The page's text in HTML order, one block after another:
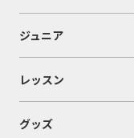
ジュニア
レッスン
グッズ